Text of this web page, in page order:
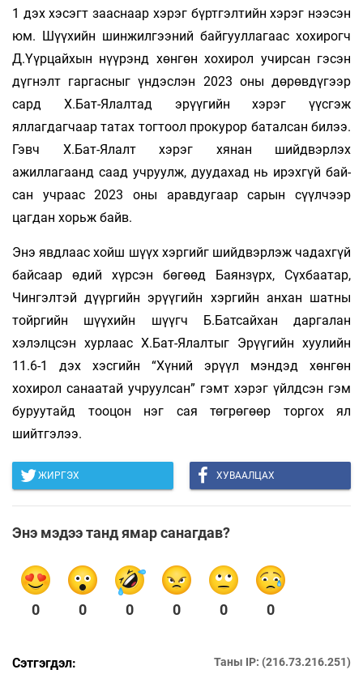
1 дэх хэсэгт зааснаар хэрэг бүртгэлтийн хэрэг нээсэн
юм. Шүүхийн шинжилгээний байгууллагаас хохирогч
Д.Үүрцайхын нүүрэнд хөнгөн хохирол учирсан гэсэн
дүгнэлт гаргасныг үндэслэн 2023 оны дөрөвдүгээр
сард Х.Бат-Ялалтад эрүүгийн хэрэг үүсгэж
яллагдагчаар татах тогтоол прокурор баталсан билээ.
Гэвч Х.Бат-Ялалт хэрэг хянан шийдвэрлэх
ажиллагаанд саад учруулж, дуудахад нь ирэхгүй бай­
сан учраас 2023 оны аравдугаар сарын сүүлчээр
цагдан хорьж байв.
Энэ явдлаас хойш шүүх хэргийг шийдвэрлэж чадахгүй
байсаар өдий хүрсэн бөгөөд Баянзүрх, Сүхбаатар,
Чингэлтэй дүүргийн эрүүгийн хэргийн анхан шатны
тойргийн шүүхийн шүүгч Б.Батсайхан даргалан
хэлэлцсэн хурлаас Х.Бат-Ялалтыг Эрүүгийн хуулийн
11.6-1 дэх хэсгийн “Хүний эрүүл мэндэд хөнгөн
хохирол санаатай учруулсан” гэмт хэрэг үйлдсэн гэм
буруутайд тооцон нэг сая төгрөгөөр торгох ял
шийтгэлээ.
ЖИРГЭХ ХУВААЛЦАХ
Энэ мэдээ танд ямар санагдав?
0 0 0 0 0 0
Сэтгэгдэл: Таны IP: (216.73.216.251)